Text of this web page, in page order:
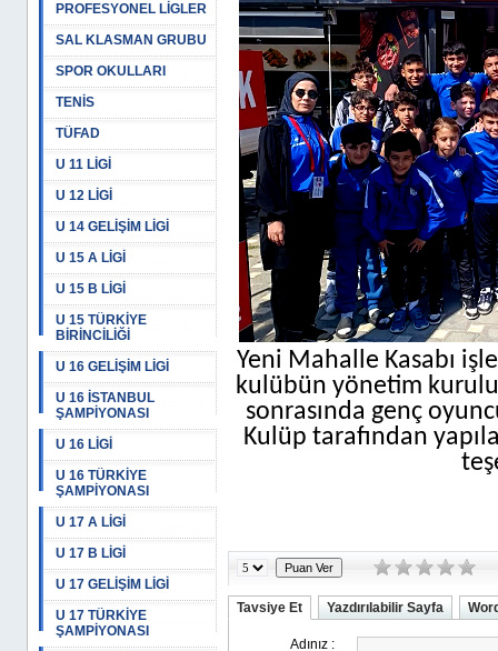
PROFESYONEL LİGLER
SAL KLASMAN GRUBU
SPOR OKULLARI
TENİS
TÜFAD
U 11 LİGİ
U 12 LİGİ
U 14 GELİŞİM LİGİ
U 15 A LİGİ
U 15 B LİGİ
U 15 TÜRKİYE
BİRİNCİLİĞİ
U 16 GELİŞİM LİGİ
U 16 İSTANBUL
ŞAMPİYONASI
U 16 LİGİ
U 16 TÜRKİYE
ŞAMPİYONASI
U 17 A LİGİ
U 17 B LİGİ
U 17 GELİŞİM LİGİ
U 17 TÜRKİYE
ŞAMPİYONASI
Yeni Mahalle Kasabı
kulübün yönetim
sonrasında genç
Kulüp tarafından
Tavsiye Et Yazdırılabilir Sayfa